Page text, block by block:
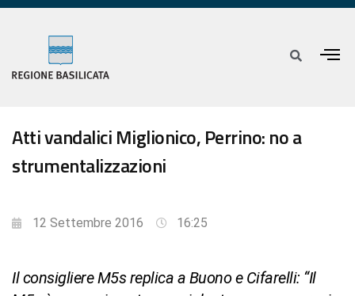
Atti vandalici Miglionico, Perrino: no a
strumentalizzazioni
12 Settembre 2016 16:25
Il consigliere M5s replica a Buono e Cifarelli: “Il